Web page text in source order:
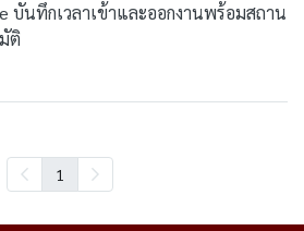
บันทึกเวลาเข้าและออกงานพร้อมสถาน
ติ
1